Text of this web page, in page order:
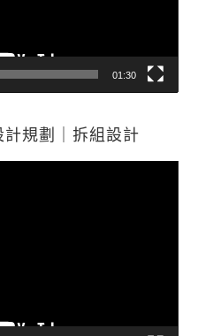
01:30
計規劃｜拆組設計